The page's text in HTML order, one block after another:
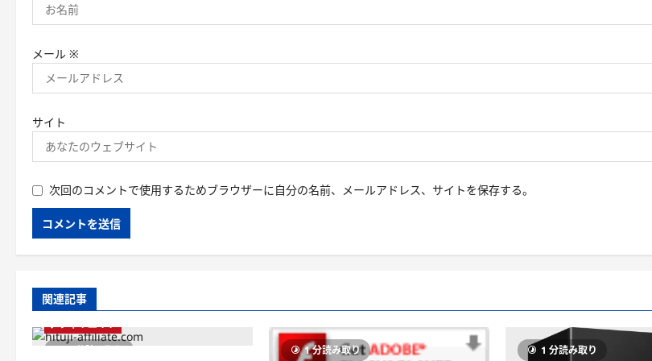
メール ※
サイト
次回のコメントで使用するためブラウザーに自分の名前、メールアドレス、サイトを保存する。
関連記事
1 分読み取り
アフィリエイト
1 分読み取り 1 分読み取り